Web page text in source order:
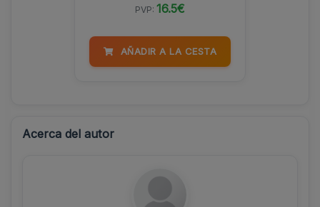
PVP: 16.5€
AÑADIR A LA CESTA
Acerca del autor